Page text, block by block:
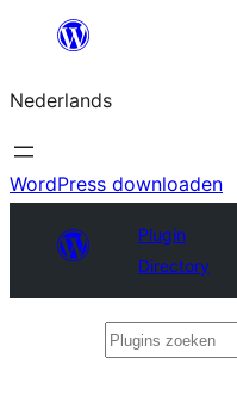
de
inhoud
Nederlands
WordPress downloaden
Plugin
Directory
Plugins